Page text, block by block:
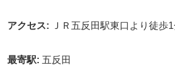
アクセス: ＪＲ五反田駅東口より徒歩
最寄駅: 五反田